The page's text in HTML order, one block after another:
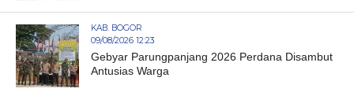
KAB. BOGOR
09/08/2026 12:23
Gebyar Parungpanjang 2026 Perdana Disambut
Antusias Warga